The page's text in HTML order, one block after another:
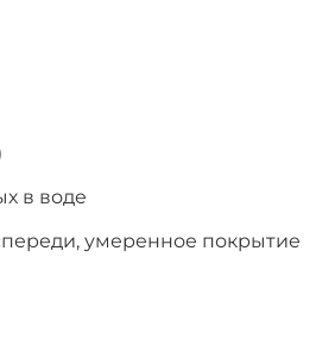
в воде
умеренное покрытие